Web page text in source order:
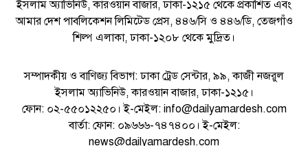
ইসলাম অ্যাভিনিউ, কারওয়ান বাজার, ঢাকা-১২১৫ থেকে প্রকাশিত এবং
আমার দেশ পাবলিকেশন লিমিটেড প্রেস, ৪৪৬/সি ও ৪৪৬/ডি, তেজগাঁও
শিল্প এলাকা, ঢাকা-১২০৮ থেকে মুদ্রিত।
সম্পাদকীয় ও বাণিজ্য বিভাগ: ঢাকা ট্রেড সেন্টার, ৯৯, কাজী নজরুল
ইসলাম অ্যাভিনিউ, কারওয়ান বাজার, ঢাকা-১২১৫।
ফোন: ০২-৫৫০১২২৫০। ই-মেইল: info@dailyamardesh.com
বার্তা: ফোন: ০৯৬৬৬-৭৪৭৪০০। ই-মেইল:
news@dailyamardesh.com